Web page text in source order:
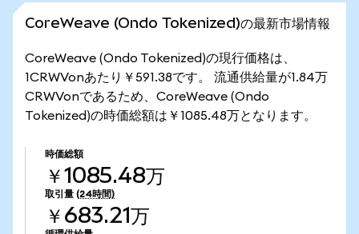
CoreWeave (Ondo Tokenized)の最新市場情報
CoreWeave (Ondo Tokenized)の現行価格は、
1CRWVonあたり￥591.38です。 流通供給量が1.84万
CRWVonであるため、CoreWeave (Ondo
Tokenized)の時価総額は￥1085.48万となります。
時価総額
￥1085.48万
取引量 (24時間)
￥683.21万